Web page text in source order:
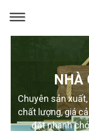
NHÀ
Chuyên sản
chất lượng, giá